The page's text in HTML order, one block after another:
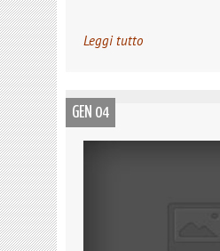
Leggi tutto
GEN 04